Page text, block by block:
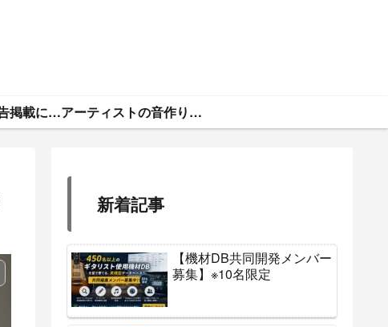
ギタトラ・広告掲載について アーティストの音作りと機材まとめ
新着記事
【機材DB共同開発メンバー
募集】※10名限定